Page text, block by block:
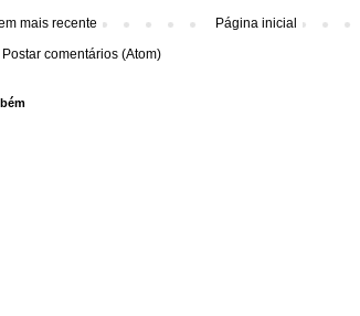
mais recente
Página inicial
Postar comentários (Atom)